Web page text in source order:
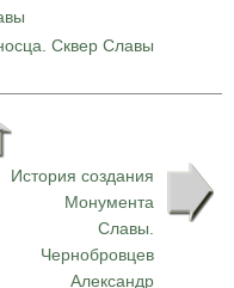
Сквер Славы
История создания
Монумента
Славы.
Чернобровцев
Александр